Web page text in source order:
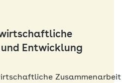
Entwicklung
Zusammenarbeit